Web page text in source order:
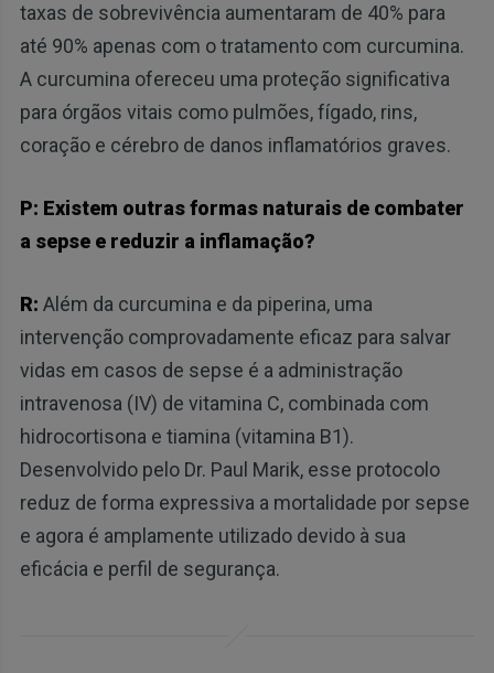
taxas de sobrevivência aumentaram de 40% para
até 90% apenas com o tratamento com curcumina.
A curcumina ofereceu uma proteção significativa
para órgãos vitais como pulmões, fígado, rins,
coração e cérebro de danos inflamatórios graves.
P: Existem outras formas naturais de combater
a sepse e reduzir a inflamação?
R: Além da curcumina e da piperina, uma
intervenção comprovadamente eficaz para salvar
vidas em casos de sepse é a administração
intravenosa (IV) de vitamina C, combinada com
hidrocortisona e tiamina (vitamina B1).
Desenvolvido pelo Dr. Paul Marik, esse protocolo
reduz de forma expressiva a mortalidade por sepse
e agora é amplamente utilizado devido à sua
eficácia e perfil de segurança.